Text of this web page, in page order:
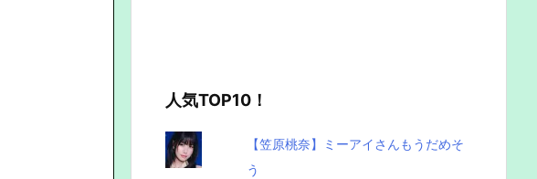
人気TOP10！
【笠原桃奈】ミーアイさんもうだめそ
う